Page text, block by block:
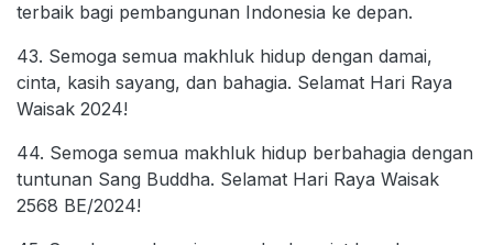
terbaik bagi pembangunan Indonesia ke depan.
43. Semoga semua makhluk hidup dengan damai,
cinta, kasih sayang, dan bahagia. Selamat Hari Raya
Waisak 2024!
44. Semoga semua makhluk hidup berbahagia dengan
tuntunan Sang Buddha. Selamat Hari Raya Waisak
2568 BE/2024!